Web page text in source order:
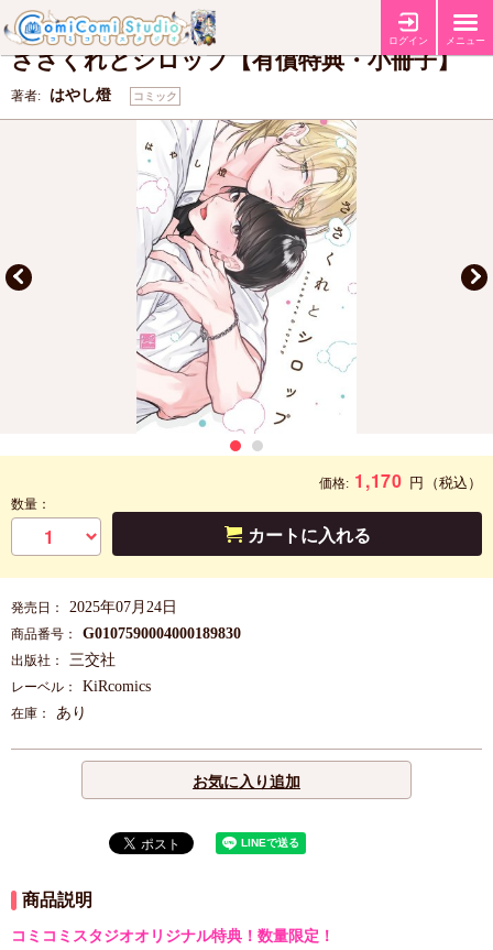
ログイン メニュー
特典 【有償特典・『ささくれとシロップ』12P小冊子】
ささくれとシロップ【有償特典・小冊子】
著者: はやし燈 コミック
価格: 1,170 円 （税込）
数量：
カートに入れる
発売日： 2025年07月24日
商品番号： G0107590004000189830
出版社： 三交社
レーベル： KiRcomics
在庫： あり
お気に入り追加
商品説明
コミコミスタジオオリジナル特典！数量限定！